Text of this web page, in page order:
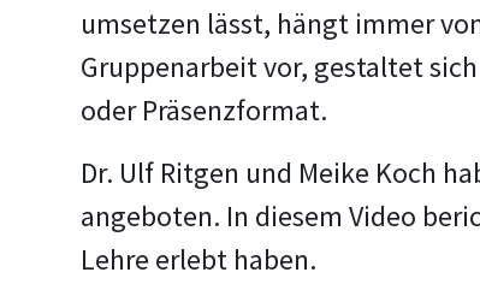
umsetzen lässt, hängt immer
Gruppenarbeit vor, gestaltet
oder Präsenzformat.
Dr. Ulf Ritgen und Meike Koch
angeboten. In diesem Video
Lehre erlebt haben.